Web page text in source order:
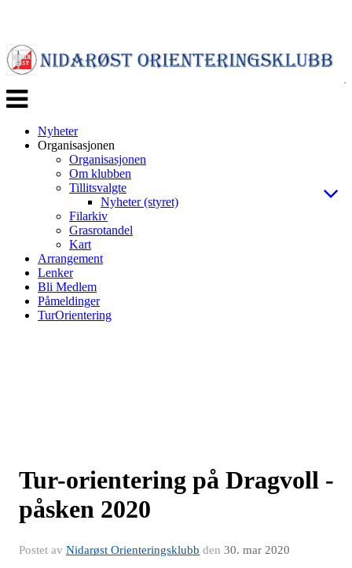
Veksle
navigasjon
Nyheter
Organisasjonen
Organisasjonen
Om klubben
Tillitsvalgte
Nyheter (styret)
Filarkiv
Grasrotandel
Kart
Arrangement
Lenker
Bli Medlem
Påmeldinger
TurOrientering
Tur-orientering på Dragvoll -
påsken 2020
Postet av Nidarøst Orienteringsklubb den 30. mar 2020